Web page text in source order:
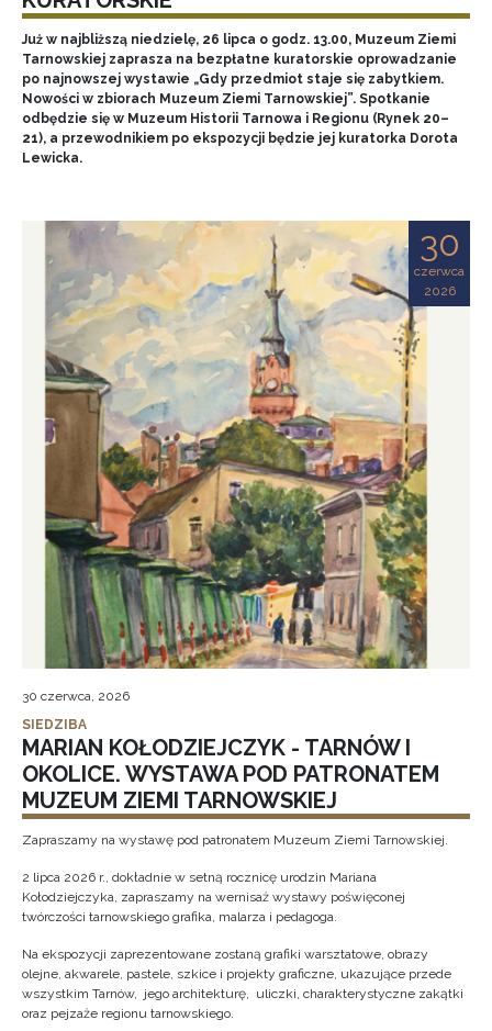
Już w najbliższą niedzielę, 26 lipca o godz. 13.00, Muzeum Ziemi
Tarnowskiej zaprasza na bezpłatne kuratorskie oprowadzanie
po najnowszej wystawie „Gdy przedmiot staje się zabytkiem.
Nowości w zbiorach Muzeum Ziemi Tarnowskiej”. Spotkanie
odbędzie się w Muzeum Historii Tarnowa i Regionu (Rynek 20–
21), a przewodnikiem po ekspozycji będzie jej kuratorka Dorota
Lewicka.
30
czerwca
2026
30 czerwca, 2026
SIEDZIBA
MARIAN KOŁODZIEJCZYK - TARNÓW I
OKOLICE. WYSTAWA POD PATRONATEM
MUZEUM ZIEMI TARNOWSKIEJ
Zapraszamy na wystawę pod patronatem Muzeum Ziemi Tarnowskiej.
2 lipca 2026 r., dokładnie w setną rocznicę urodzin Mariana
Kołodziejczyka, zapraszamy na wernisaż wystawy poświęconej
twórczości tarnowskiego grafika, malarza i pedagoga.
Na ekspozycji zaprezentowane zostaną grafiki warsztatowe, obrazy
olejne, akwarele, pastele, szkice i projekty graficzne, ukazujące przede
wszystkim Tarnów, jego architekturę, uliczki, charakterystyczne zakątki
oraz pejzaże regionu tarnowskiego.